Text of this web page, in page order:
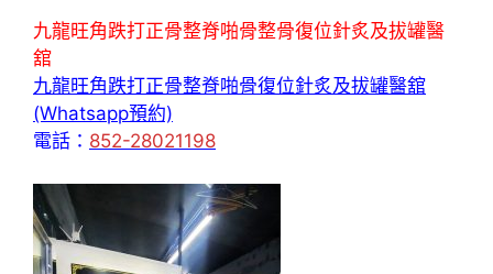
九龍旺角跌打正骨整脊啪骨整骨復位針炙及拔罐醫
舘
九龍旺角跌打正骨整脊啪骨復位針炙及拔罐醫舘
(Whatsapp預約)
電話： 852-28021198